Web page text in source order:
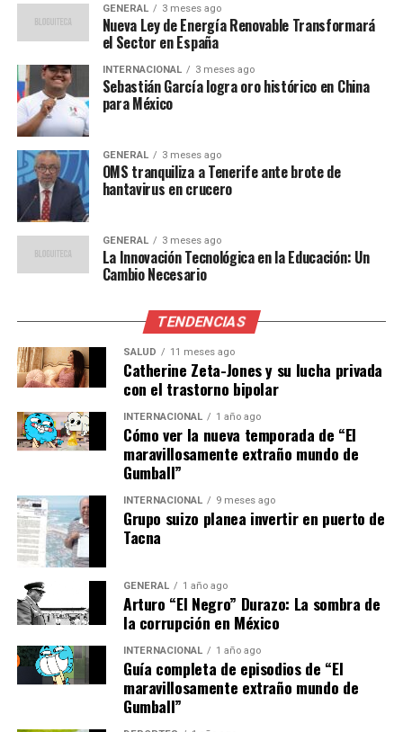
escaladora
Fortalecimiento muscular:
trabaja intensamente piernas y glúteos,
involucrando glúteos, cuádriceps e isquiotibiales
mediante un amplio rango de movimiento en
rodillas y caderas.
Activación del torso y equilibrio:Mantener una
postura adecuada requiere la participación del
abdomen y los músculos estabilizadores,
mejorando así la estabilidad corporal.
Eficacia cardiovascular:Subir escaleras
quema de calorías más que caminar o pedalear.
Estudios demuestran que este ejercicio aumenta
el VO2 máx, un indicador clave de eficiencia en el
uso del oxígeno durante el esfuerzo.
reduce el impacto sobre rodillas, tobillos y
caderas, siendo recomendable para personas con
problemas articulares o en recuperación de
lesiones.
Salud ósea:El ejercicio con el peso corporal
ayuda a mantener la densidad ósea y prevenir la
osteoporosis en adultos.
Comparaciones con otras
máquinas de ejercicio
En comparación con la cinta de correr, la escaladora
potencia el fortalecimiento de la parte inferior del
cuerpo debido al mayor rango y activación muscular que
GENERAL 3 meses ago
Nueva Ley de Energía Renovable Transformará
el Sector en España
INTERNACIONAL 3 meses ago
Sebastián García logra oro histórico en China
para México
GENERAL 3 meses ago
OMS tranquiliza a Tenerife ante brote de
hantavirus en crucero
GENERAL 3 meses ago
La Innovación Tecnológica en la Educación: Un
Cambio Necesario
TENDENCIAS
SALUD 11 meses ago
Catherine Zeta-Jones y su lucha privada
con el trastorno bipolar
INTERNACIONAL 1 año ago
Cómo ver la nueva temporada de “El
maravillosamente extraño mundo de
Gumball”
INTERNACIONAL 9 meses ago
Grupo suizo planea invertir en puerto de
Tacna
GENERAL 1 año ago
Arturo “El Negro” Durazo: La sombra de
la corrupción en México
INTERNACIONAL 1 año ago
Guía completa de episodios de “El
maravillosamente extraño mundo de
Gumball”